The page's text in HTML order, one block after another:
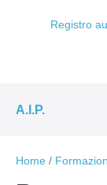
Registro
A.I.P.
Home /